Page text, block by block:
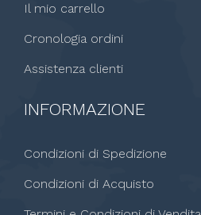
Il mio carrello
Cronologia ordini
Assistenza clienti
INFORMAZIONE
Condizioni di Spedizione
Condizioni di Acquisto